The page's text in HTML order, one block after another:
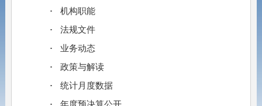
机构职能
法规文件
业务动态
政策与解读
统计月度数据